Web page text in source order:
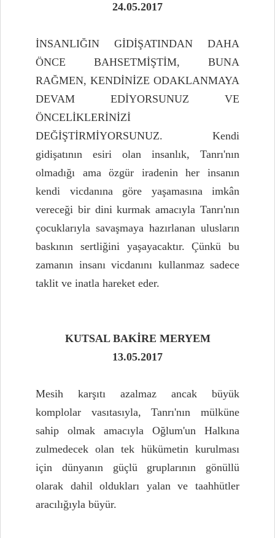
24.05.2017
İNSANLIĞIN GİDİŞATINDAN DAHA
ÖNCE BAHSETMİŞTİM, BUNA
RAĞMEN, KENDİNİZE ODAKLANMAYA
DEVAM EDİYORSUNUZ VE
ÖNCELİKLERİNİZİ
DEĞİŞTİRMİYORSUNUZ. Kendi
gidişatının esiri olan insanlık, Tanrı'nın
olmadığı ama özgür iradenin her insanın
kendi vicdanına göre yaşamasına imkân
vereceği bir dini kurmak amacıyla Tanrı'nın
çocuklarıyla savaşmaya hazırlanan ulusların
baskının sertliğini yaşayacaktır. Çünkü bu
zamanın insanı vicdanını kullanmaz sadece
taklit ve inatla hareket eder.
KUTSAL BAKİRE MERYEM
13.05.2017
Mesih karşıtı azalmaz ancak büyük
komplolar vasıtasıyla, Tanrı'nın mülküne
sahip olmak amacıyla Oğlum'un Halkına
zulmedecek olan tek hükümetin kurulması
için dünyanın güçlü gruplarının gönüllü
olarak dahil oldukları yalan ve taahhütler
aracılığıyla büyür.